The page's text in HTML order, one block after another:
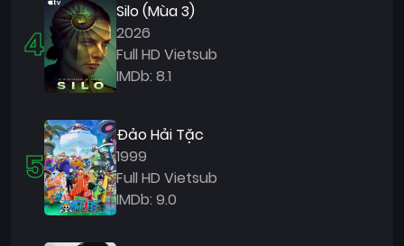
4
Silo (Mùa 3)
2026
Full HD Vietsub
IMDb: 8.1
5
Đảo Hải Tặc
1999
Full HD Vietsub
IMDb: 9.0